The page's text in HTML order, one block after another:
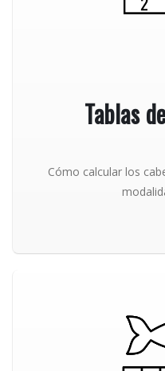
Tablas
Cómo calcular los